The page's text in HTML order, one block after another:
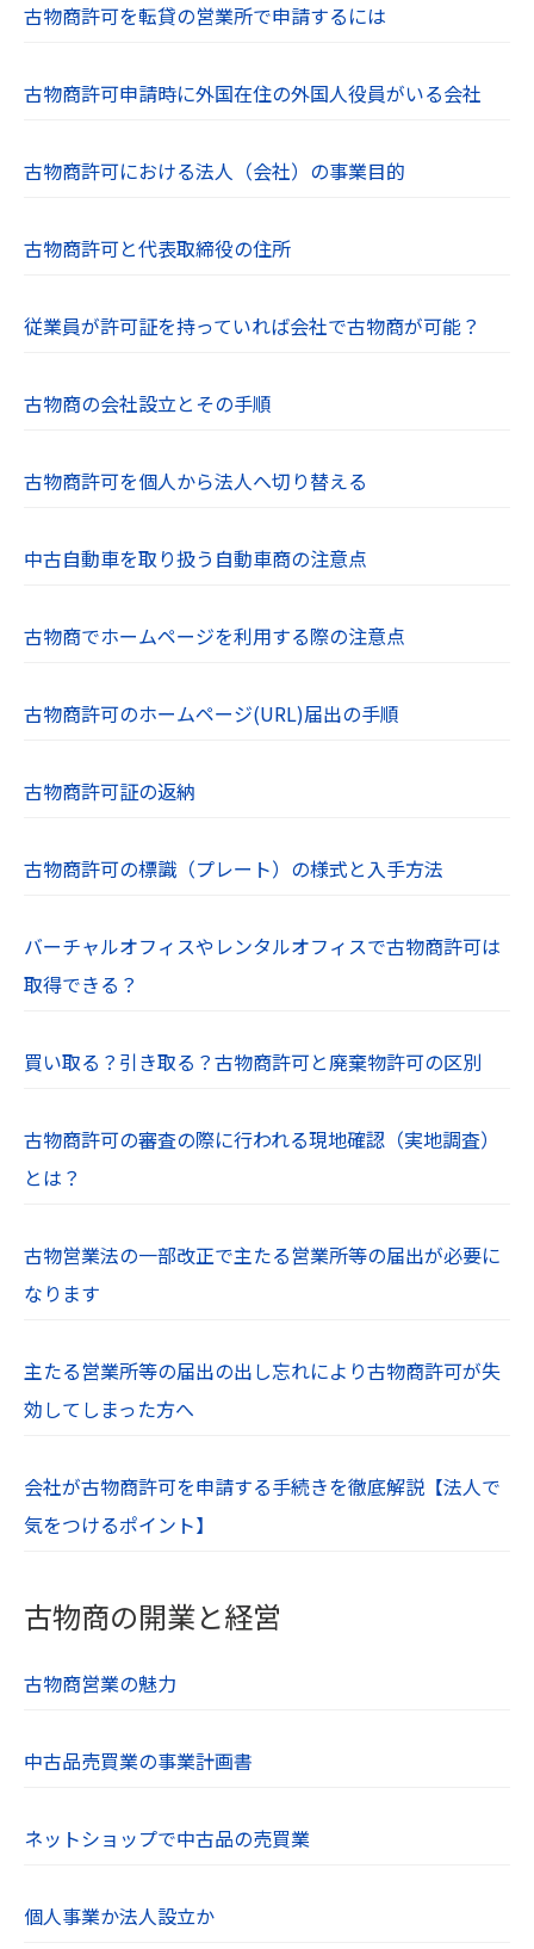
古物商許可を転貸の営業所で申請するには
古物商許可申請時に外国在住の外国人役員がいる会社
古物商許可における法人（会社）の事業目的
古物商許可と代表取締役の住所
従業員が許可証を持っていれば会社で古物商が可能？
古物商の会社設立とその手順
古物商許可を個人から法人へ切り替える
中古自動車を取り扱う自動車商の注意点
古物商でホームページを利用する際の注意点
古物商許可のホームページ(URL)届出の手順
古物商許可証の返納
古物商許可の標識（プレート）の様式と入手方法
バーチャルオフィスやレンタルオフィスで古物商許可は
取得できる？
買い取る？引き取る？古物商許可と廃棄物許可の区別
古物商許可の審査の際に行われる現地確認（実地調査）
とは？
古物営業法の一部改正で主たる営業所等の届出が必要に
なります
主たる営業所等の届出の出し忘れにより古物商許可が失
効してしまった方へ
会社が古物商許可を申請する手続きを徹底解説【法人で
気をつけるポイント】
古物商の開業と経営
古物商営業の魅力
中古品売買業の事業計画書
ネットショップで中古品の売買業
個人事業か法人設立か